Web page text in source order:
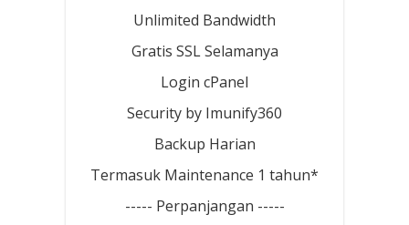
Unlimited Bandwidth
Gratis SSL Selamanya
Login cPanel
Security by Imunify360
Backup Harian
Termasuk Maintenance 1 tahun*
----- Perpanjangan -----